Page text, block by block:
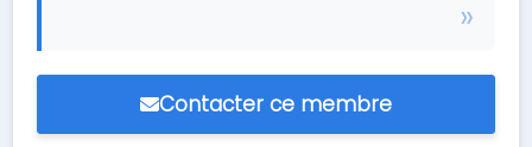
Contacter ce membre